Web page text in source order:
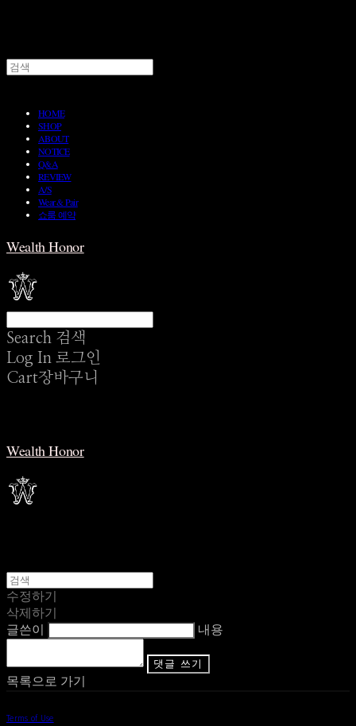
HOME
SHOP
ABOUT
NOTICE
Q&A
REVIEW
A/S
Wear & Pair
쇼룸 예약
Wealth Honor
Search 검색
Log In 로그인
Cart장바구니
Wealth Honor
수정하기
삭제하기
글쓴이
내용
댓글 쓰기
목록으로 가기
Terms of Use